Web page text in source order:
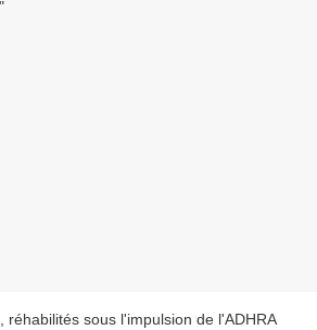
réhabilités sous l'impulsion de l'ADHRA